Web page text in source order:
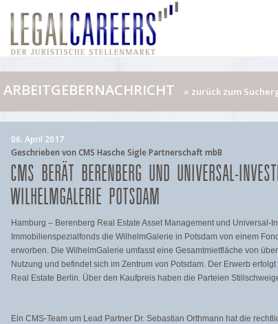
ARBEITGEBERNACHRICHT » zurück zum
06. April 2017
Geschrieben von CMS Hasche Sigle Partnerschaft mbB
CMS BERÄT BERENBERG UND UNIVERSAL-
WILHELMGALERIE POTSDAM
Hamburg – Berenberg Real Estate Asset Management und Universal-
Immobilienspezialfonds die WilhelmGalerie in Potsdam von einem
erworben. Die WilhelmGalerie umfasst eine Gesamtmietfläche von
Nutzung und befindet sich im Zentrum von Potsdam. Der Erwerb
Real Estate Berlin. Über den Kaufpreis haben die Parteien
Ein CMS-Team um Lead Partner Dr. Sebastian Orthmann hat die